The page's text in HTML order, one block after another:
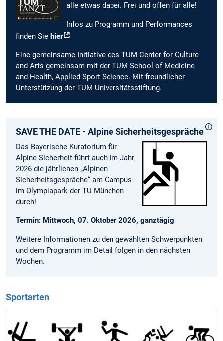
alle etwas dabei. Frei und offen für alle!
Infos zu Programm und Performances
finden Sie hier
Eine gemeinsame Initiative des TUM Center for Culture
and Arts gemeinsam mit der TUM School of Medicine
and Health, Applied Sport Science. Mit freundlicher
Unterstützung der TUM Universitätsstiftung.
SAVE THE DATE - Alpine Sicherheitsgespräche
Das Bayerische Kuratorium für
Alpine Sicherheit führt auch im Jahr
2026 die jährlichen „Alpinen
Sicherheitsgespräche“ am Campus
im Olympiapark der TU München
durch!
Termin: Mittwoch, 07. Oktober 2026, ganztägig
Weitere Informationen zu den gewählten Schwerpunkten
und dem Programm im Detail folgen in den nächsten
Wochen.
Sportarten